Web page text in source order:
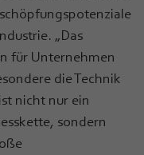
„Das
für Unternehmen
die Technik
nicht nur ein
sondern